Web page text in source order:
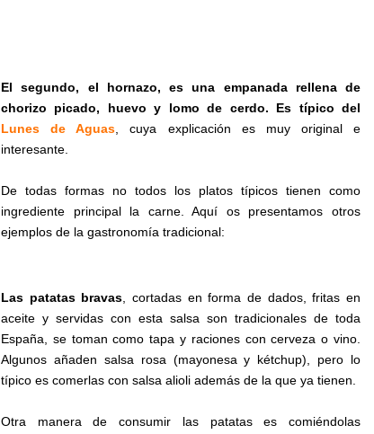
El segundo, el hornazo, es una empanada rellena de
chorizo picado, huevo y lomo de cerdo. Es típico del
Lunes de Aguas , cuya explicación es muy original e
interesante.
De todas formas no todos los platos típicos tienen como
ingrediente principal la carne. Aquí os presentamos otros
ejemplos de la gastronomía tradicional:
Las patatas bravas , cortadas en forma de dados, fritas en
aceite y servidas con esta salsa son tradicionales de toda
España, se toman como tapa y raciones con cerveza o vino.
Algunos añaden salsa rosa (mayonesa y kétchup), pero lo
típico es comerlas con salsa alioli además de la que ya tienen.
Otra manera de consumir las patatas es comiéndolas